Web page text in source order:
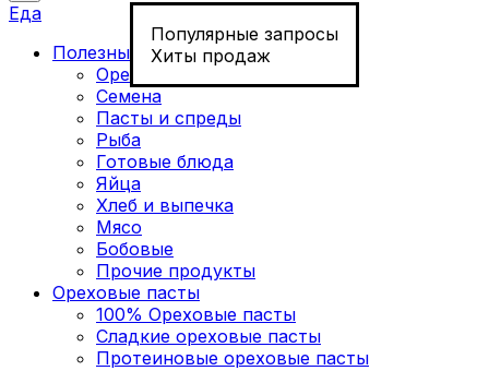
Популярные запросы
Хиты продаж
Еда
Полезные продукты
Орехи
Семена
Пасты и спреды
Рыба
Готовые блюда
Яйца
Хлеб и выпечка
Мясо
Бобовые
Прочие продукты
Ореховые пасты
100% Ореховые пасты
Сладкие ореховые пасты
Протеиновые ореховые пасты